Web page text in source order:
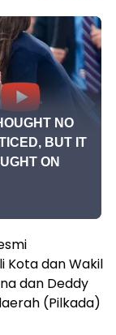
Kota dan Wakil
dan Deddy
(Pilkada)